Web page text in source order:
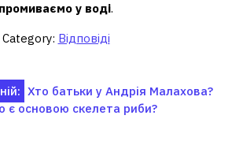
промиваємо у воді.
Category: Відповіді
Хто батьки у Андрія Малахова?
є основою скелета риби?